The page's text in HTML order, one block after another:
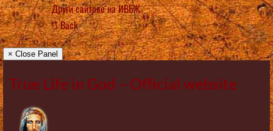
Други сайтове на ИВБЖ
Back
× Close Panel
True Life in God – Official website